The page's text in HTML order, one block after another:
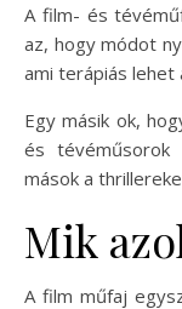
A film- és tévéműfajok több okból is népszerűek. Az első
az, hogy módot
ami terápiás
Egy másik ok,
és
mások a
Mik
A film műfaj